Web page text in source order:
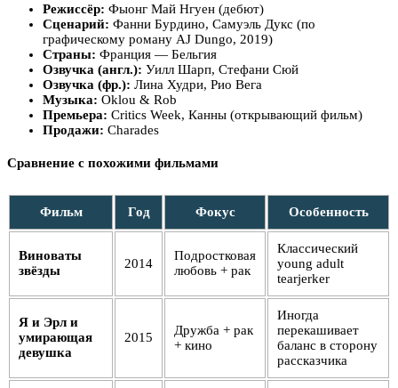
Режиссёр: Фыонг Май Нгуен (дебют)
Сценарий: Фанни Бурдино, Самуэль Дукс (по
графическому роману AJ Dungo, 2019)
Страны: Франция — Бельгия
Озвучка (англ.): Уилл Шарп, Стефани Сюй
Озвучка (фр.): Лина Худри, Рио Вега
Музыка: Oklou & Rob
Премьера: Critics Week, Канны (открывающий фильм)
Продажи: Charades
Сравнение с похожими фильмами
Фильм Год Фокус Особенность
Виноваты
звёзды
2014
Подростковая
любовь + рак
Классический
young adult
tearjerker
Я и Эрл и
умирающая
девушка
2015
Дружба + рак
+ кино
Иногда
перекашивает
баланс в сторону
рассказчика